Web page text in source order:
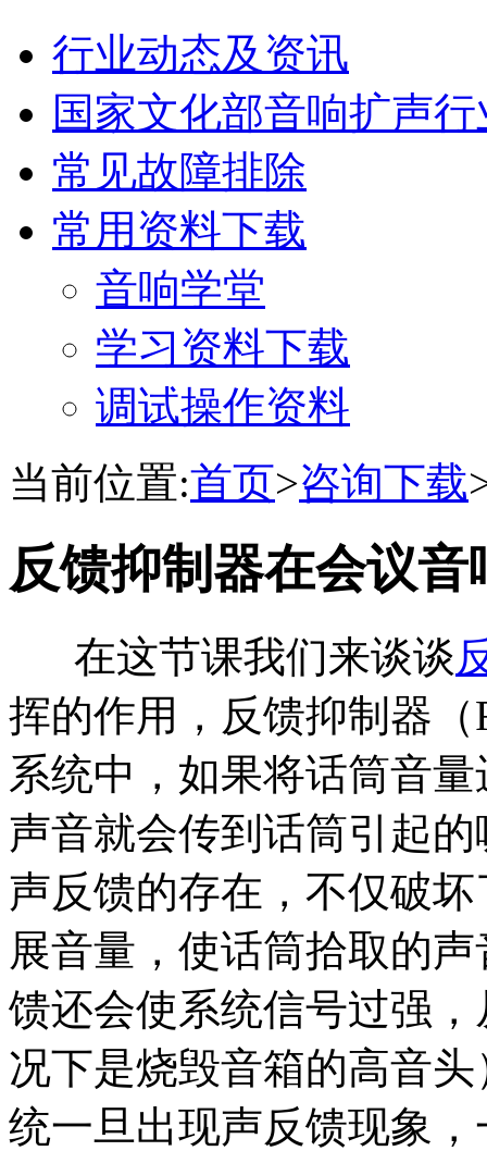
行业动态及资讯
国家文化部音响扩声
常见故障排除
常用资料下载
音响学堂
学习资料下载
调试操作资料
当前位置:首页>咨询下载
反馈抑制器在会议
在这节课我们来谈谈
挥的作用，反馈抑制器（
系统中，如果将话筒音
声音就会传到话筒引起
声反馈的存在，不仅破
展音量，使话筒拾取的
馈还会使系统信号过强
况下是烧毁音箱的高音
统一旦出现声反馈现象